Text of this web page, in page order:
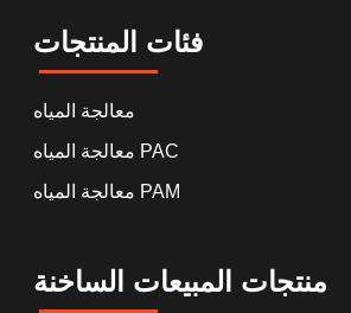
فئات المنتجات
معالجة المياه
معالجة المياه PAC
معالجة المياه PAM
منتجات المبيعات الساخنة